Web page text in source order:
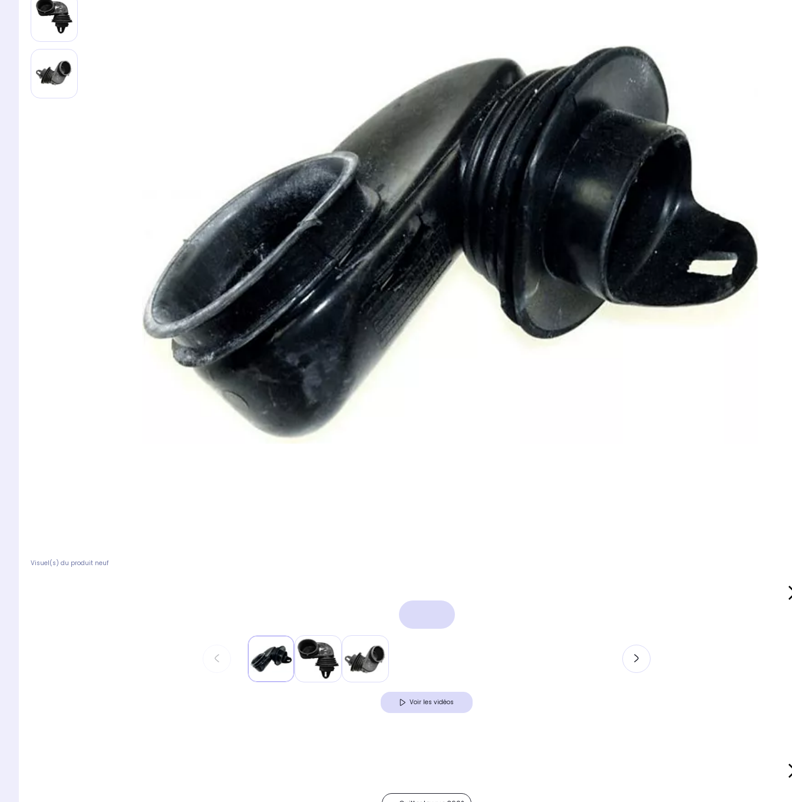
Visuel(s) du produit neuf
Voir les vidéos